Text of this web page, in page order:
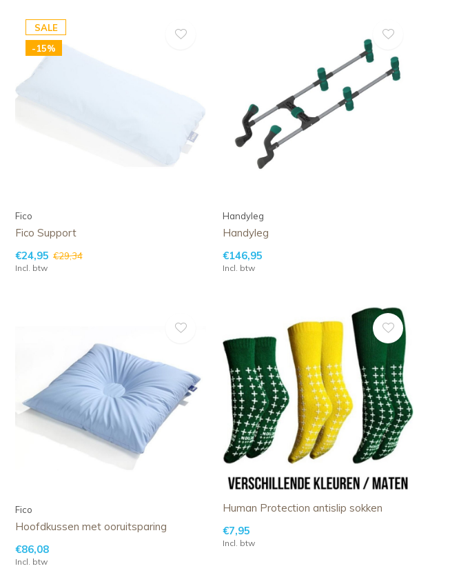
SALE
-15%
Fico
Fico Support
€24,95 €29,34
Incl. btw
Handyleg
Handyleg
€146,95
Incl. btw
Fico
Hoofdkussen met ooruitsparing
€86,08
Incl. btw
Human Protection antislip sokken
€7,95
Incl. btw